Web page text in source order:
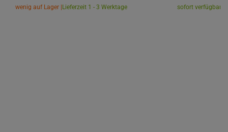
wenig auf Lager | Lieferzeit 1 - 3 Werktage
sofort verfügbar |